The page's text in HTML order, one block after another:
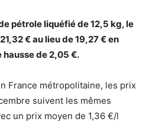
pétrole liquéfié de 12,5 kg, le
€ au lieu de 19,27 € en
de 2,05 €.
France métropolitaine, les prix
suivent les mêmes
un prix moyen de 1,36 €/l